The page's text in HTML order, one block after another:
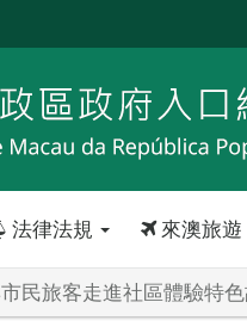
法律法規 來澳旅遊
民旅客走進社區體驗特